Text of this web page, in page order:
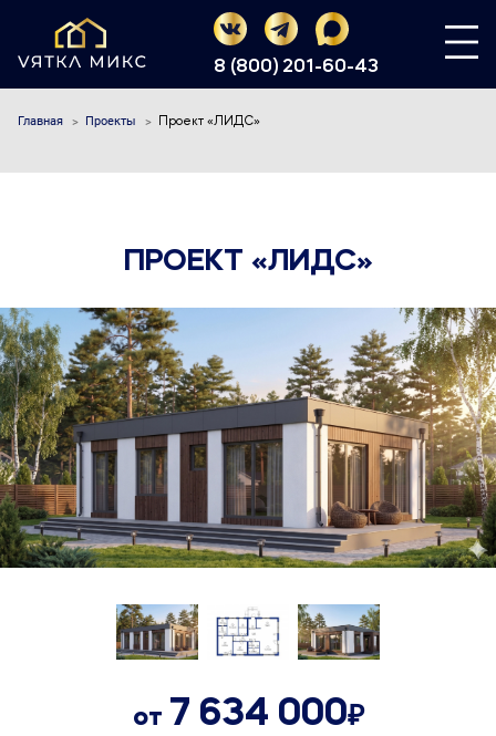
8 (800) 201-60-43
Главная Проекты Проект «ЛИДС»
ПРОЕКТ «ЛИДС»
от 7 634 000₽